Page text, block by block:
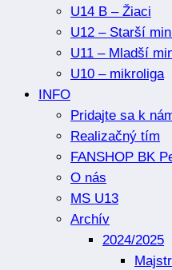
U14 B – Žiaci
U12 – Starší
U11 – Mladší
U10 – mikroliga
INFO
Pridajte sa k
Realizačný tím
FANSHOP BK
O nás
MS U13
Archív
2024/2025